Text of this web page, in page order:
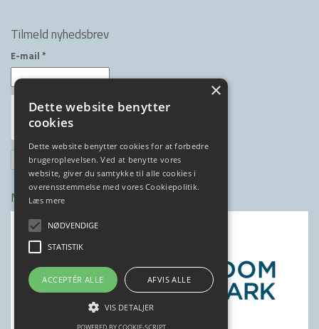
Tilmeld nyhedsbrev
E-mail *
Medlem af
Dette website benytter
cookies
Dette website benytter cookies for at forbedre
brugeroplevelsen. Ved at benytte vores
website, giver du samtykke til alle cookies i
overensstemmelse med vores Cookiepolitik.
Læs mere
NØDVENDIGE
STATISTIK
ACCEPTÉR ALLE AFVIS ALLE
VIS DETALJER
×